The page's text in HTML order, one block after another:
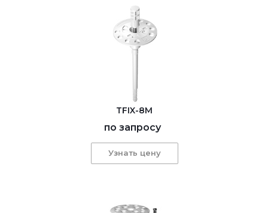
TFIX-8M
по запросу
Узнать цену